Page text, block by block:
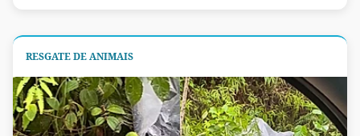
RESGATE DE ANIMAIS